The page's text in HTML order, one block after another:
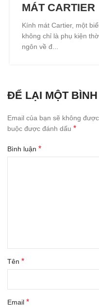
MÁT CARTIER
Kính mát Cartier, một
không chỉ là phụ kiện
ngôn về đ...
ĐỂ LẠI MỘT
Email của bạn sẽ không
buộc được đánh dấu *
Bình luận *
Tên *
Email *